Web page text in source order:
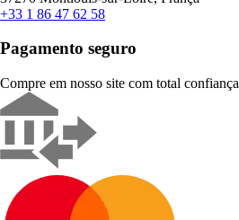
+33 1 86 47 62 58
Pagamento seguro
Compre em nosso site com total confiança